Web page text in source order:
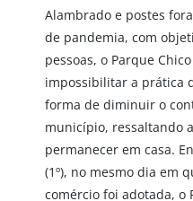
Alambrado e postes
de pandemia, com
pessoas, o Parque
impossibilitar a prática
forma de diminuir o
município, ressaltando
permanecer em casa.
(1º), no mesmo dia em
comércio foi adotada, o